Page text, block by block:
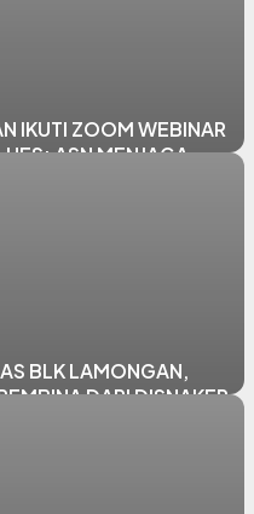
IKUTI ZOOM WEBINAR
ASN MENJAGA
BLK LAMONGAN,
DARI DISNAKER